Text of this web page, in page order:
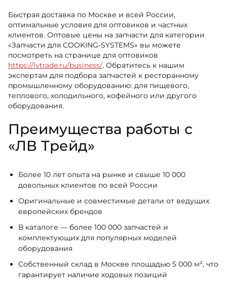
Быстрая доставка по Москве и всей России,
оптимальные условия для оптовиков и частных
клиентов. Оптовые цены на запчасти для категории
«Запчасти для COOKING-SYSTEMS» вы можете
посмотреть на странице для оптовиков
https://lvtrade.ru/business/. Обратитесь к нашим
экспертам для подбора запчастей к ресторанному
промышленному оборудованию: для пищевого,
теплового, холодильного, кофейного или другого
оборудования.
Преимущества работы с
«ЛВ Трейд»
Более 10 лет опыта на рынке и свыше 10 000
довольных клиентов по всей России
Оригинальные и совместимые детали от ведущих
европейских брендов
В каталоге — более 100 000 запчастей и
комплектующих для популярных моделей
оборудования
Собственный склад в Москве площадью 5 000 м², что
гарантирует наличие ходовых позиций